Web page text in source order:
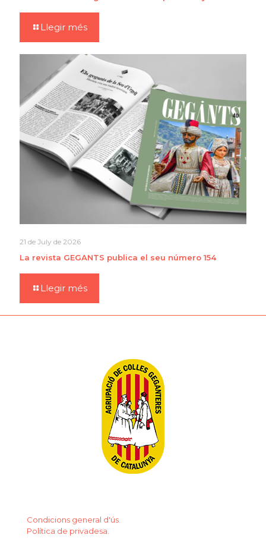
Llegir més
21 de July de 2026
La revista GEGANTS publica el seu número 154
Llegir més
Condicions general d'ús.
Política de privadesa.